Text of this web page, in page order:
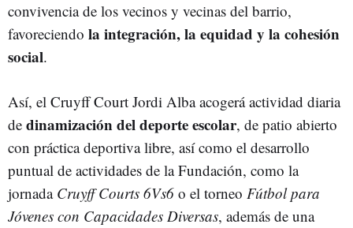
convivencia de los vecinos y vecinas del barrio,
favoreciendo la integración, la equidad y la cohesión
social.
Así, el Cruyff Court Jordi Alba acogerá actividad diaria
de dinamización del deporte escolar, de patio abierto
con práctica deportiva libre, así como el desarrollo
puntual de actividades de la Fundación, como la
jornada Cruyff Courts 6Vs6 o el torneo Fútbol para
Jóvenes con Capacidades Diversas, además de una